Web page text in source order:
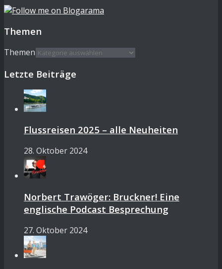
Themen
Themen
Letzte Beiträge
Flussreisen 2025 – alle Neuheiten
28. Oktober 2024
Norbert Trawöger: Bruckner! Eine
englische Podcast Besprechung
27. Oktober 2024